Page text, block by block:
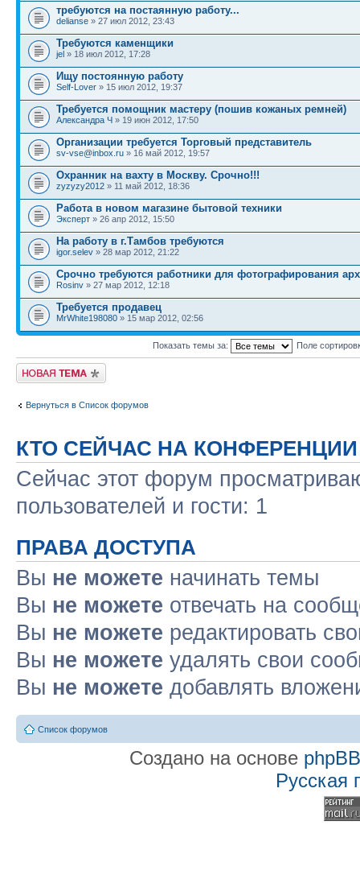
требуются на постаянную работу...
delianse » 27 июл 2012, 23:43
Требуются каменщики
jel » 18 июл 2012, 17:28
Ищу постоянную работу
Self-Lover » 15 июл 2012, 19:37
Требуется помощник мастеру (пошив кожаных ремней)
Александра Ч » 19 июн 2012, 17:50
Организации требуется Торговый представитель
sv-vse@inbox.ru » 16 май 2012, 19:57
Охранник на вахту в Москву. Срочно!!!
zyzyzy2012 » 11 май 2012, 18:36
Работа в новом магазине бытовой техники
Эксперт » 26 апр 2012, 15:50
На работу в г.Тамбов требуются
igor.selev » 28 мар 2012, 21:22
Срочно требуются работники для фотографирования
Rosinv » 27 мар 2012, 12:18
Требуется продавец
MrWhite198080 » 15 мар 2012, 02:56
Показать темы за: Поле
Новая тема
Вернуться в Список форумов
КТО СЕЙЧАС НА КОНФЕРЕНЦИИ
Сейчас этот форум
пользователей и гости: 1
ПРАВА ДОСТУПА
Вы не можете начинать темы
Вы не можете отвечать на
Вы не можете редактировать
Вы не можете удалять свои
Вы не можете добавлять
Список форумов
Создано на основе phpBB
Русская